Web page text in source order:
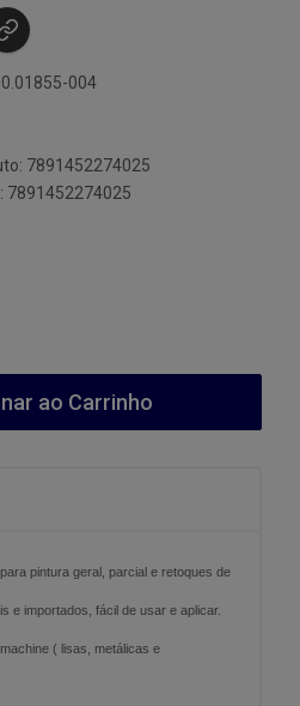
004
7891452274025
7891452274025
ao Carrinho
pintura geral, parcial e retoques de
e importados, fácil de usar e aplicar.
( lisas, metálicas e